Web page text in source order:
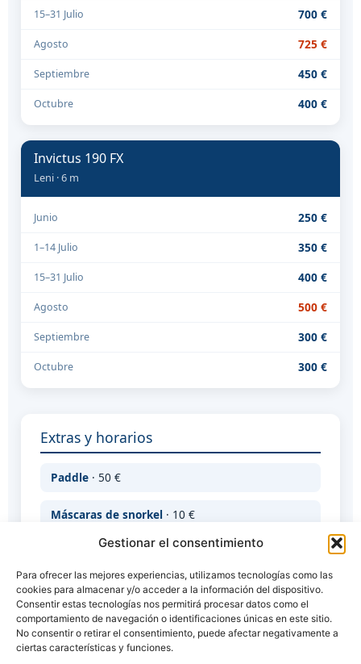
Gestionar el consentimiento
Para ofrecer las mejores experiencias, utilizamos tecnologías como las
cookies para almacenar y/o acceder a la información del dispositivo.
Consentir estas tecnologías nos permitirá procesar datos como el
comportamiento de navegación o identificaciones únicas en este sitio.
No consentir o retirar el consentimiento, puede afectar negativamente a
ciertas características y funciones.
15–31 Julio 700 €
Agosto 725 €
Septiembre 450 €
Octubre 400 €
Invictus 190 FX
Leni · 6 m
Junio 250 €
1–14 Julio 350 €
15–31 Julio 400 €
Agosto 500 €
Septiembre 300 €
Octubre 300 €
Extras y horarios
Paddle· 50 €
Máscaras de snorkel · 10 €
· 225 € (250 € jul/ago)
Traslado de barco· según puerto
🕘 Horario flexible · 9:00 – 20:00 h